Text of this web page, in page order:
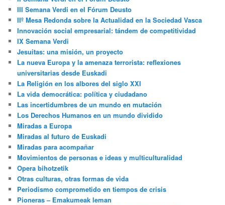
III Semana Verdi en el Fórum Deusto
IIº Mesa Redonda sobre la Actualidad en la Sociedad Vasca
Innovación social empresarial: tándem de competitividad
IX Semana Verdi
Jesuitas: una misión, un proyecto
La nueva Europa y la amenaza terrorista: reflexiones
universitarias desde Euskadi
La Religión en los albores del siglo XXI
La vida democrática: política y ciudadano
Las incertidumbres de un mundo en mutación
Los Derechos Humanos en un mundo dividido
Miradas a Europa
Miradas al futuro de Euskadi
Miradas para acompañar
Movimientos de personas e ideas y multiculturalidad
Opera bihotzetik
Otras culturas, otras formas de vida
Periodismo comprometido en tiempos de crisis
Pioneras – Emakumeak leman